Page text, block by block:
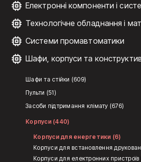
Електронні компоненти і
Технологічне обладнання і
Системи промавтоматики
Шафи, корпуси та
Шафи та стійки (609)
Пульти (51)
Засоби підтримання клімату (676)
Корпуси (440)
Корпуси для енергетики (6)
Корпуси для встановлення
Корпуси для електронних пристроїв